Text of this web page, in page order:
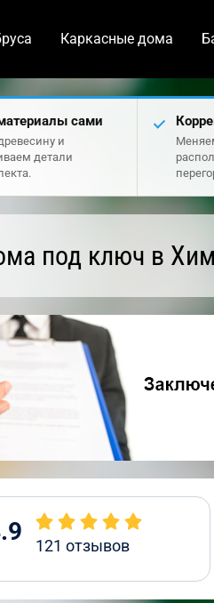
Каркасные дома
сами
и
детали
под ключ в
121 отзывов